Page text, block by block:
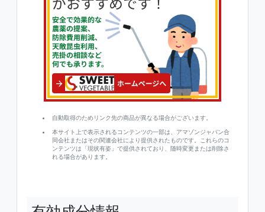
自動取得のためリンク先の商品が異なる場合がございます。
本サイト上で表示されるコンテンツの一部は、アマゾンジャパン合
同会社またはその関連会社により提供されたものです。これらのコ
ンテンツは「現状有姿」で提供されており、随時変更または削除さ
れる場合があります。